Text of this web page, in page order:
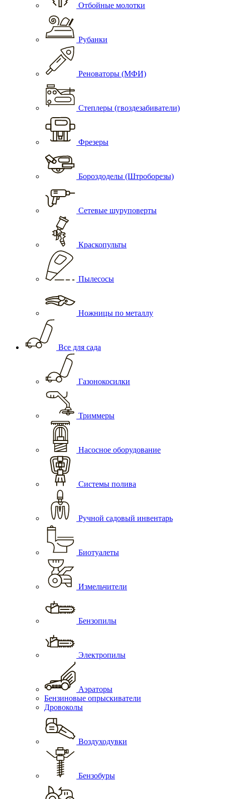
Отбойные молотки
Рубанки
Реноваторы (МФИ)
Степлеры (гвоздезабиватели)
Фрезеры
Бороздоделы (Штроборезы)
Сетевые шуруповерты
Краскопульты
Пылесосы
Ножницы по металлу
Все для сада
Газонокосилки
Триммеры
Насосное оборудование
Системы полива
Ручной садовый инвентарь
Биотуалеты
Измельчители
Бензопилы
Электропилы
Аэраторы
Бензиновые опрыскиватели
Дровоколы
Воздуходувки
Бензобуры